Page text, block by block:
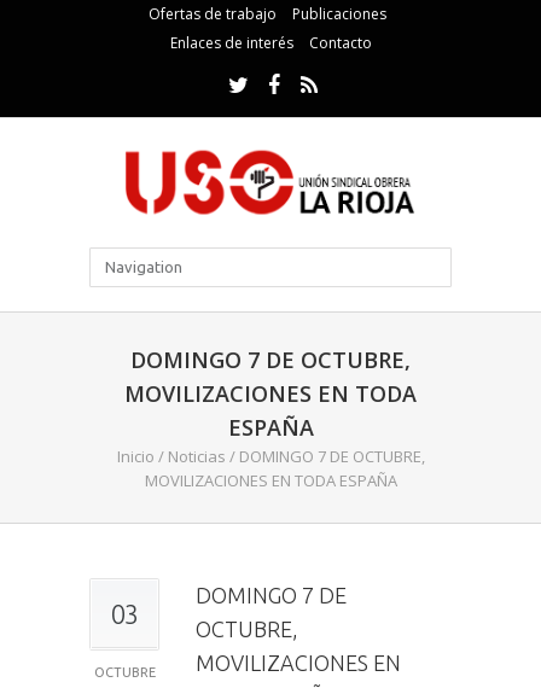
Ofertas de trabajo
Publicaciones
Enlaces de interés
Contacto
DOMINGO 7 DE OCTUBRE,
MOVILIZACIONES EN TODA
ESPAÑA
Inicio / Noticias / DOMINGO 7 DE OCTUBRE,
MOVILIZACIONES EN TODA ESPAÑA
03
OCTUBRE
DOMINGO 7 DE
OCTUBRE,
MOVILIZACIONES EN